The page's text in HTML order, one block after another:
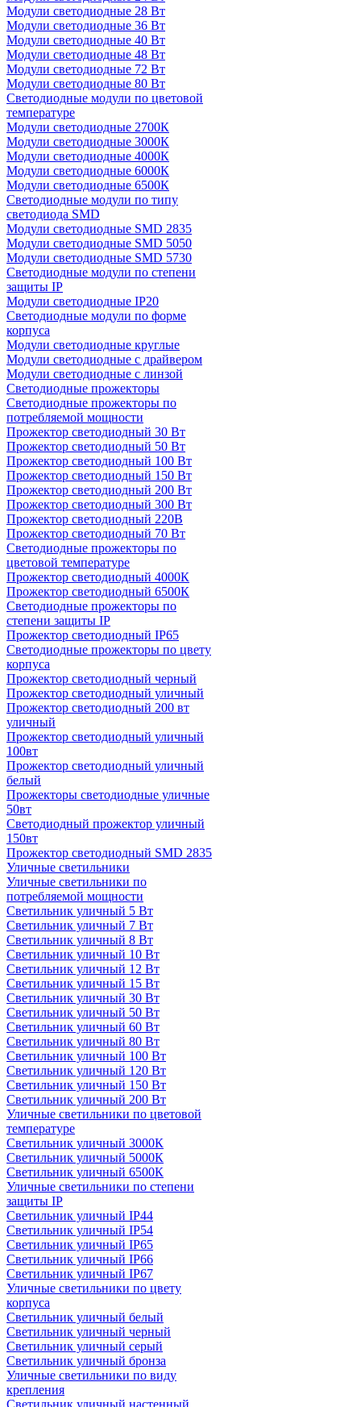
Модули светодиодные 28 Вт
Модули светодиодные 36 Вт
Модули светодиодные 40 Вт
Модули светодиодные 48 Вт
Модули светодиодные 72 Вт
Модули светодиодные 80 Вт
Светодиодные модули по цветовой
температуре
Модули светодиодные 2700К
Модули светодиодные 3000К
Модули светодиодные 4000К
Модули светодиодные 6000К
Модули светодиодные 6500К
Светодиодные модули по типу
светодиода SMD
Модули светодиодные SMD 2835
Модули светодиодные SMD 5050
Модули светодиодные SMD 5730
Светодиодные модули по степени
защиты IP
Модули светодиодные IP20
Светодиодные модули по форме
корпуса
Модули светодиодные круглые
Модули светодиодные с драйвером
Модули светодиодные с линзой
Светодиодные прожекторы
Светодиодные прожекторы по
потребляемой мощности
Прожектор светодиодный 30 Вт
Прожектор светодиодный 50 Вт
Прожектор светодиодный 100 Вт
Прожектор светодиодный 150 Вт
Прожектор светодиодный 200 Вт
Прожектор светодиодный 300 Вт
Прожектор светодиодный 220В
Прожектор светодиодный 70 Вт
Светодиодные прожекторы по
цветовой температуре
Прожектор светодиодный 4000К
Прожектор светодиодный 6500К
Светодиодные прожекторы по
степени защиты IP
Прожектор светодиодный IP65
Светодиодные прожекторы по цвету
корпуса
Прожектор светодиодный черный
Прожектор светодиодный уличный
Прожектор светодиодный 200 вт
уличный
Прожектор светодиодный уличный
100вт
Прожектор светодиодный уличный
белый
Прожекторы светодиодные уличные
50вт
Светодиодный прожектор уличный
150вт
Прожектор светодиодный SMD 2835
Уличные светильники
Уличные светильники по
потребляемой мощности
Светильник уличный 5 Вт
Светильник уличный 7 Вт
Светильник уличный 8 Вт
Светильник уличный 10 Вт
Светильник уличный 12 Вт
Светильник уличный 15 Вт
Светильник уличный 30 Вт
Светильник уличный 50 Вт
Светильник уличный 60 Вт
Светильник уличный 80 Вт
Светильник уличный 100 Вт
Светильник уличный 120 Вт
Светильник уличный 150 Вт
Светильник уличный 200 Вт
Уличные светильники по цветовой
температуре
Cветильник уличный 3000К
Cветильник уличный 5000К
Cветильник уличный 6500К
Уличные светильники по степени
защиты IP
Светильник уличный IP44
Светильник уличный IP54
Светильник уличный IP65
Светильник уличный IP66
Светильник уличный IP67
Уличные светильники по цвету
корпуса
Светильник уличный белый
Светильник уличный черный
Светильник уличный серый
Светильник уличный бронза
Уличные светильники по виду
крепления
Светильник уличный настенный